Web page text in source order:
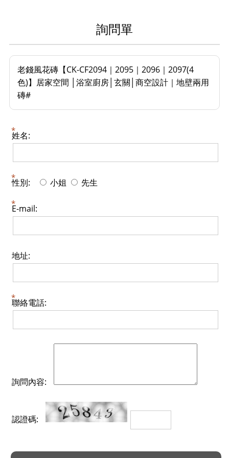
詢問單
老錢風花磚【CK-CF2094｜2095｜2096｜2097(4
色)】居家空間 │浴室廚房│玄關│商空設計｜地壁兩用
磚#
姓名:
性別: 小姐 先生
E-mail:
地址:
聯絡電話:
詢問內容:
認證碼: